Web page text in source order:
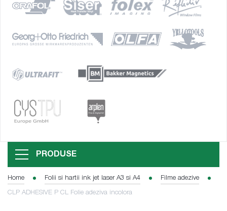
PRODUSE
Home Folii si hartii ink jet laser A3 si A4 Filme adezive
CLP ADHESIVE P CL Folie adeziva incolora